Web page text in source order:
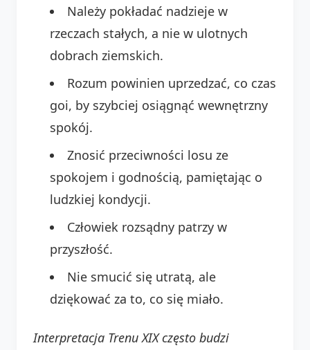
Należy pokładać nadzieje w
rzeczach stałych, a nie w ulotnych
dobrach ziemskich.
Rozum powinien uprzedzać, co czas
goi, by szybciej osiągnąć wewnętrzny
spokój.
Znosić przeciwności losu ze
spokojem i godnością, pamiętając o
ludzkiej kondycji.
Człowiek rozsądny patrzy w
przyszłość.
Nie smucić się utratą, ale
dziękować za to, co się miało.
Interpretacja Trenu XIX często budzi